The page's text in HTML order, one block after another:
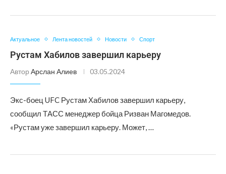
Актуальное Лента новостей Новости Спорт
Рустам Хабилов завершил карьеру
Автор Арслан Алиев 03.05.2024
Экс-боец UFC Рустам Хабилов завершил карьеру,
сообщил ТАСС менеджер бойца Ризван Магомедов.
«Рустам уже завершил карьеру. Может, …